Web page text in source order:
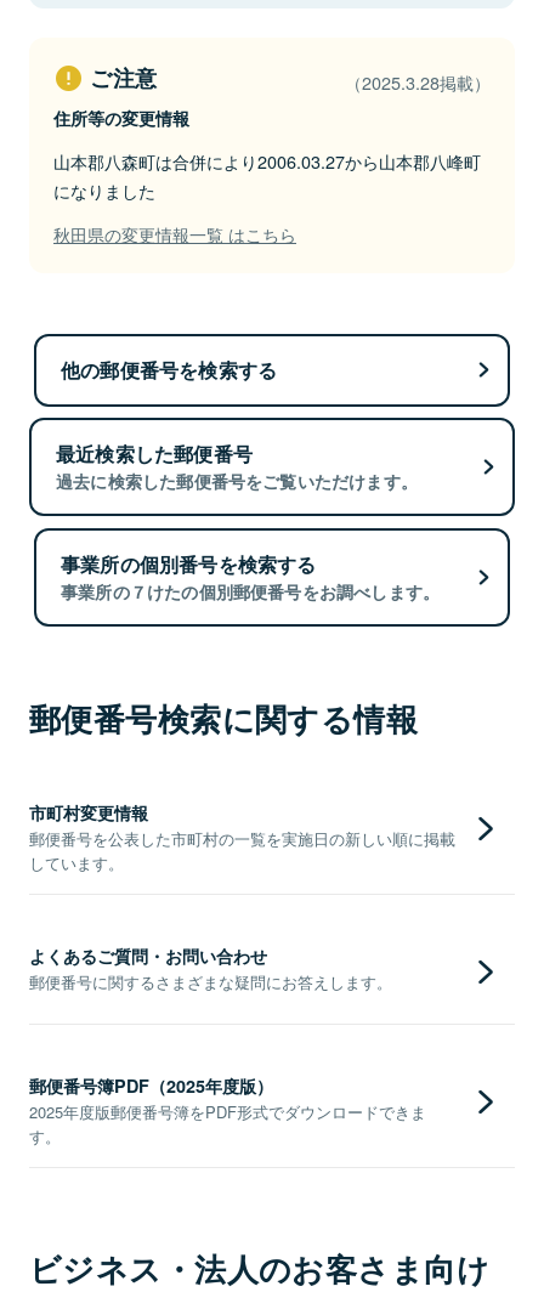
ご注意 （2025.3.28掲載）
住所等の変更情報
山本郡八森町は合併により2006.03.27から山本郡八峰町
になりました
秋田県の変更情報一覧 はこちら
他の郵便番号を検索する
最近検索した郵便番号
過去に検索した郵便番号をご覧いただけます。
事業所の個別番号を検索する
事業所の７けたの個別郵便番号をお調べします。
郵便番号検索に関する情報
市町村変更情報
郵便番号を公表した市町村の一覧を実施日の新しい順に掲載
しています。
よくあるご質問・お問い合わせ
郵便番号に関するさまざまな疑問にお答えします。
郵便番号簿PDF（2025年度版）
2025年度版郵便番号簿をPDF形式でダウンロードできま
す。
ビジネス・法人のお客さま向け